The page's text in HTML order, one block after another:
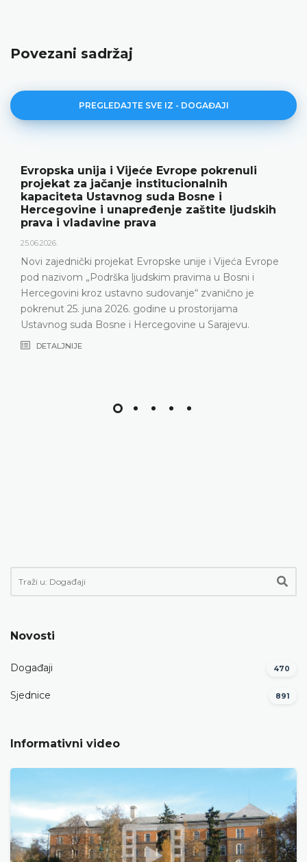
Povezani sadržaj
PREGLEDAJTE SVE IZ - DOGAĐAJI
pokrenuli
i
ljudskih
i Vijeća Evrope
u Bosni i
zvanično je
Sarajevu.
Ustavni sud BiH predstavio
rezultate rada i novu
18.05.2026.
Ustavni sud Bosne i Hercegovine je
Ustavnog suda u 2025. godini, ali i
Ustavni sud suočava posljednjih
nepopunjenosti sudijskog sastava
DETALJNIJE
Novosti
Događaji 470
Sjednice 891
Informativni video